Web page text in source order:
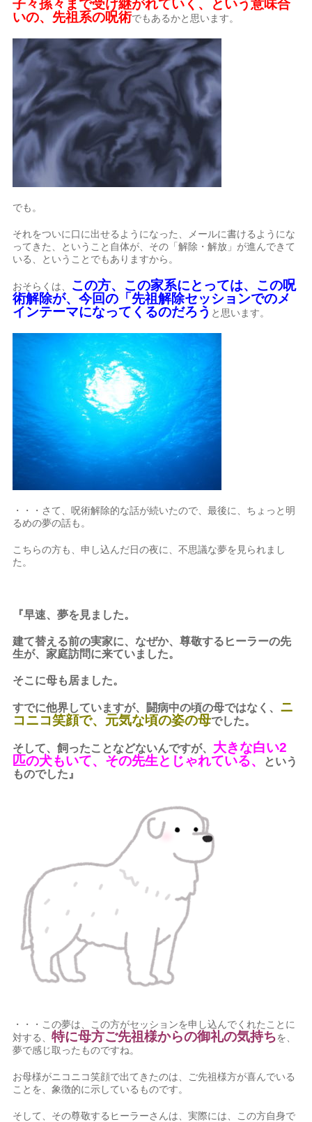
子々孫々まで受け継がれていく、という意味合
いの、先祖系の呪術でもあるかと思います。
でも。
それをついに口に出せるようになった、メールに書けるようにな
ってきた、ということ自体が、その「解除・解放」が進んできて
いる、ということでもありますから。
おそらくは、 この方、この家系にとっては、この呪
術解除が、今回の「先祖解除セッションでのメ
インテーマになってくるのだろう と思います。
・・・さて、呪術解除的な話が続いたので、最後に、ちょっと明
るめの夢の話も。
こちらの方も、申し込んだ日の夜に、不思議な夢を見られまし
た。
『早速、夢を見ました。
建て替える前の実家に、なぜか、尊敬するヒーラーの先
生が、家庭訪問に来ていました。
そこに母も居ました。
すでに他界していますが、闘病中の頃の母ではなく、 ニ
コニコ笑顔で、元気な頃の姿の母でした。
そして、飼ったことなどないんですが、 大きな白い2
匹の犬もいて、その先生とじゃれている、
という
ものでした』
・・・この夢は、この方がセッションを申し込んでくれたことに
対する、特に母方ご先祖様からの御礼の気持ちを、
夢で感じ取ったものですね。
お母様がニコニコ笑顔で出てきたのは、ご先祖様方が喜んでいる
ことを、象徴的に示しているものです。
そして、その尊敬するヒーラーさんは、実際には、この方自身で